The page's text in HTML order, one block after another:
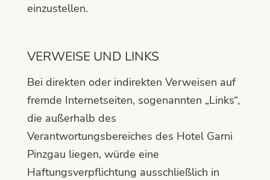
einzustellen.
VERWEISE UND LINKS
Bei direkten oder indirekten Verweisen auf
fremde Internetseiten, sogenannten „Links“,
die außerhalb des
Verantwortungsbereiches des Hotel Garni
Pinzgau liegen, würde eine
Haftungsverpflichtung ausschließlich in